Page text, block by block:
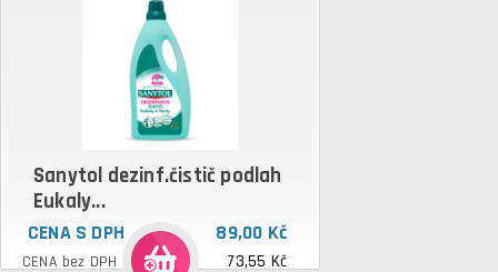
Sanytol dezinf.čistič podlah
Eukaly...
CENA S DPH 89,00 Kč
CENA bez DPH 73,55 Kč